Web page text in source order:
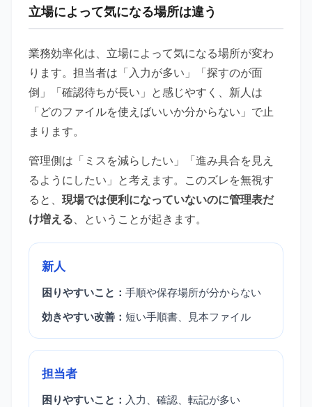
立場によって気になる場所は違う
業務効率化は、立場によって気になる場所が変わ
ります。担当者は「入力が多い」「探すのが面
倒」「確認待ちが長い」と感じやすく、新人は
「どのファイルを使えばいいか分からない」で止
まります。
管理側は「ミスを減らしたい」「進み具合を見え
るようにしたい」と考えます。このズレを無視す
ると、 現場では便利になっていないのに管理表だ
け増える、ということが起きます。
新人
困りやすいこと： 手順や保存場所が分からない
効きやすい改善： 短い手順書、見本ファイル
担当者
困りやすいこと： 入力、確認、転記が多い